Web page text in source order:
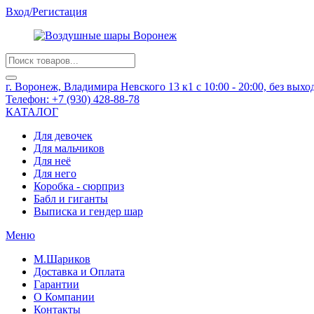
Вход/Регистация
Products
search
г. Воронеж, Владимира Невского 13 к1 с 10:00 - 20:00, без
Телефон: +7 (930) 428-88-78
КАТАЛОГ
Для девочек
Для мальчиков
Для неё
Для него
Коробка - сюрприз
Бабл и гиганты
Выписка и гендер шар
Меню
М.Шариков
Доставка и Оплата
Гарантии
О Компании
Контакты